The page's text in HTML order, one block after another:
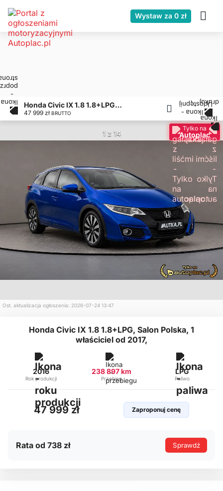
Wystaw za 0 zł
Honda Civic IX 1.8 1.8+LPG, Salon Polska, 1 właściciel od 2017,
47 999 zł BRUTTO
1 z 14
Tylko na
Autoplac
Ost. aktualizacja ogłoszenia: 2026-07-24 13:47
Honda Civic IX 1.8 1.8+LPG, Salon Polska, 1
właściciel od 2017,
2016
Rok produkcji
238 897 km
Przebieg
LPG
Paliwo
47 999 zł Zaproponuj cenę
Rata od 738 zł Sprawdź